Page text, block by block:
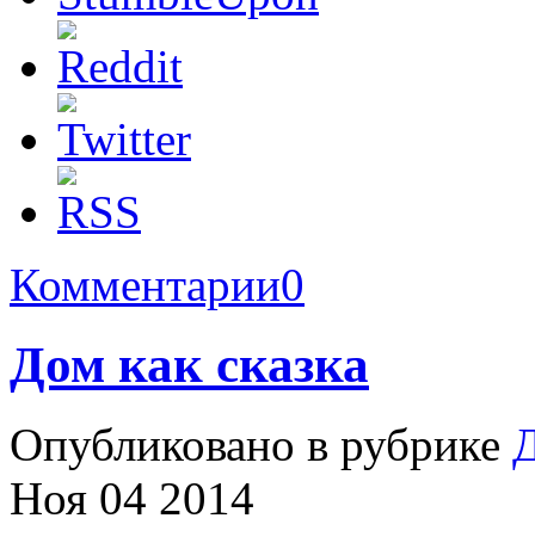
Комментарии0
Дом как сказка
Опубликовано в рубрике
Ноя 04 2014